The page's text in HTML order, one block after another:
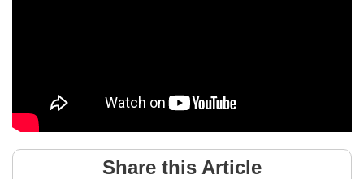
Share this Article